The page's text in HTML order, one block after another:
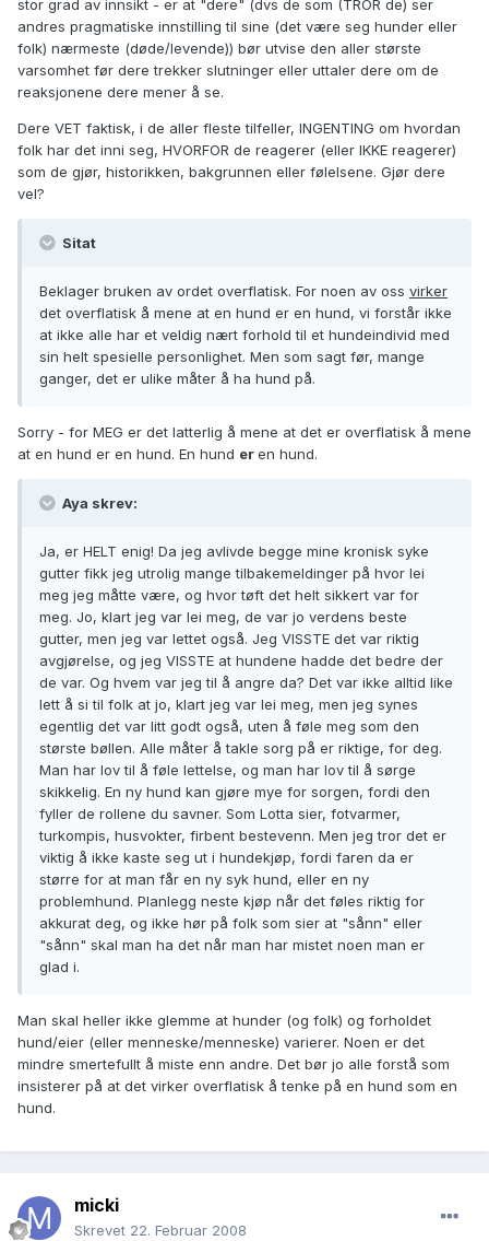
stor grad av innsikt - er at "dere" (dvs de som (TROR de) ser
andres pragmatiske innstilling til sine (det være seg hunder eller
folk) nærmeste (døde/levende)) bør utvise den aller største
varsomhet før dere trekker slutninger eller uttaler dere om de
reaksjonene dere mener å se.
Dere VET faktisk, i de aller fleste tilfeller, INGENTING om hvordan
folk har det inni seg, HVORFOR de reagerer (eller IKKE reagerer)
som de gjør, historikken, bakgrunnen eller følelsene. Gjør dere
vel?
Sitat
Beklager bruken av ordet overflatisk. For noen av oss virker
det overflatisk å mene at en hund er en hund, vi forstår ikke
at ikke alle har et veldig nært forhold til et hundeindivid med
sin helt spesielle personlighet. Men som sagt før, mange
ganger, det er ulike måter å ha hund på.
Sorry - for MEG er det latterlig å mene at det er overflatisk å mene
at en hund er en hund. En hund eren hund.
Aya skrev:
Ja, er HELT enig! Da jeg avlivde begge mine kronisk syke
gutter fikk jeg utrolig mange tilbakemeldinger på hvor lei
meg jeg måtte være, og hvor tøft det helt sikkert var for
meg. Jo, klart jeg var lei meg, de var jo verdens beste
gutter, men jeg var lettet også. Jeg VISSTE det var riktig
avgjørelse, og jeg VISSTE at hundene hadde det bedre der
de var. Og hvem var jeg til å angre da? Det var ikke alltid like
lett å si til folk at jo, klart jeg var lei meg, men jeg synes
egentlig det var litt godt også, uten å føle meg som den
største bøllen. Alle måter å takle sorg på er riktige, for deg.
Man har lov til å føle lettelse, og man har lov til å sørge
skikkelig. En ny hund kan gjøre mye for sorgen, fordi den
fyller de rollene du savner. Som Lotta sier, fotvarmer,
turkompis, husvokter, firbent bestevenn. Men jeg tror det er
viktig å ikke kaste seg ut i hundekjøp, fordi faren da er
større for at man får en ny syk hund, eller en ny
problemhund. Planlegg neste kjøp når det føles riktig for
akkurat deg, og ikke hør på folk som sier at "sånn" eller
"sånn" skal man ha det når man har mistet noen man er
glad i.
Man skal heller ikke glemme at hunder (og folk) og forholdet
hund/eier (eller menneske/menneske) varierer. Noen er det
mindre smertefullt å miste enn andre. Det bør jo alle forstå som
insisterer på at det virker overflatisk å tenke på en hund som en
hund.
micki
Skrevet 22. Februar 2008